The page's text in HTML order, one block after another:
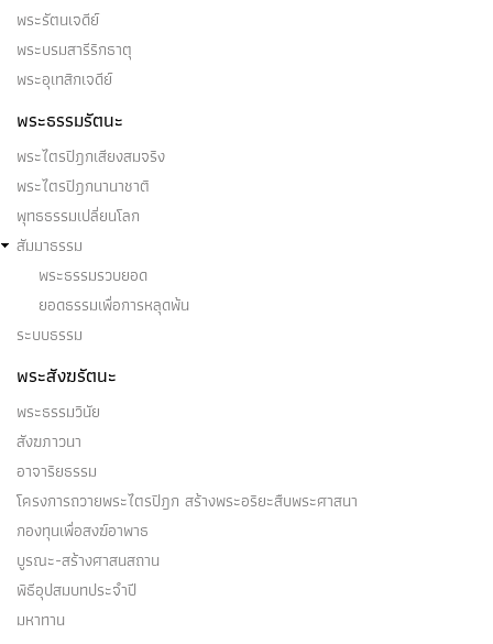
พระรัตนเจดีย์
พระบรมสารีริกธาตุ
พระอุเทสิกเจดีย์
พระธรรมรัตนะ
พระไตรปิฎกเสียงสมจริง
พระไตรปิฎกนานาชาติ
พุทธธรรมเปลี่ยนโลก
สัมมาธรรม
พระธรรมรวบยอด
ยอดธรรมเพื่อการหลุดพ้น
ระบบธรรม
พระสังฆรัตนะ
พระธรรมวินัย
สังฆภาวนา
อาจาริยธรรม
โครงการถวายพระไตรปิฎก สร้างพระอริยะสืบพระศาสนา
กองทุนเพื่อสงฆ์อาพาธ
บูรณะ-สร้างศาสนสถาน
พิธีอุปสมบทประจำปี
มหาทาน